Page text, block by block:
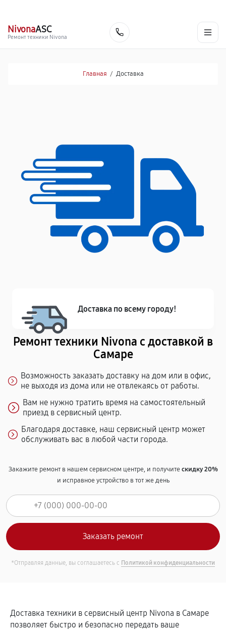
NivonaASC
Ремонт техники Nivona
Главная / Доставка
Ремонт техники Nivona с доставкой в
Самаре
Возможность заказать доставку на дом или в офис,
не выходя из дома или не отвлекаясь от работы.
Вам не нужно тратить время на самостоятельный
приезд в сервисный центр.
Благодаря доставке, наш сервисный центр может
обслуживать вас в любой части города.
Закажите ремонт в нашем сервисном центре, и получитескидку 20%
и исправное устройство в тот же день
*Отправляя данные, вы соглашаетесь с Политикой конфиденциальности
Доставка по всему городу!
Доставка техники в сервисный центр Nivona в Самаре
позволяет быстро и безопасно передать ваше